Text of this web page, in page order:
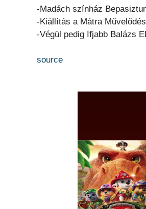
-Madách színház
-Kiállítás a Mátra
-Végül pedig Ifjabb Balázs
source